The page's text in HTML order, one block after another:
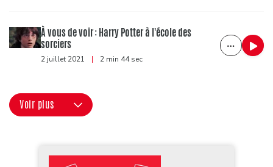
À vous de voir : Harry Potter à l'école des
sorciers
2 juillet 2021 | 2 min 44 sec
Voir plus